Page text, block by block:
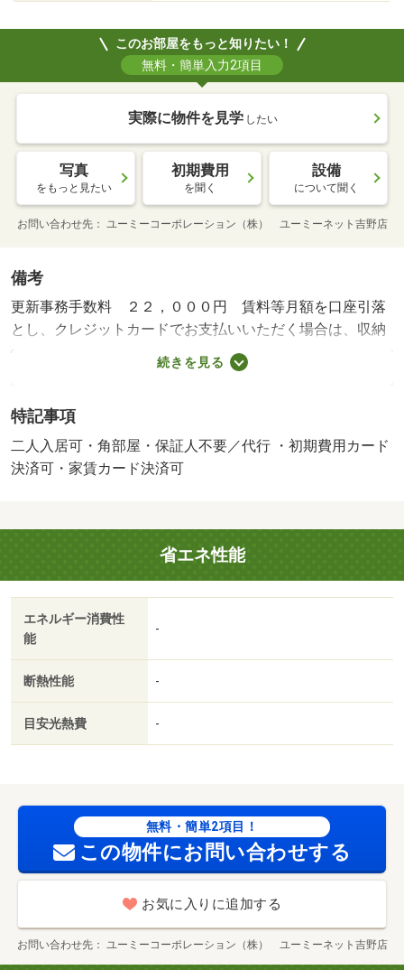
このお部屋をもっと知りたい！
無料・簡単入力2項目
実際に物件を見学 したい
写真
をもっと見たい
初期費用
を聞く
設備
について聞く
お問い合わせ先 ユーミーコーポレーション（株） ユーミーネット吉野店
備考
更新事務手数料 ２２，０００円 賃料等月額を口座引落
とし、クレジットカードでお支払いいただく場合は、収納
手数料 １７０円がかかります。「２４時間サポート費
用 ３３０円（月額）」が必要となります。契約時に鍵セ
証等：加入要（ハウスリーブ株式会社：契約時保証委託
料：２．２万／月額保証委託料：賃料総額の２．２％又は
５．５％ ※ペット可は２．５万／２．５％）・維持費
券５００円分プレゼント ！さらにご成約で３０００円
分、来店当日のお申込・ご成約なら５０００円分プレゼン
ト！詳細はユーミーネット各店舗までお問い合わせく・駐
輪場：有・仲介手数料：１．１ヶ月/クリーニング費
用 60000円
続きを見る
特記事項
二人入居可・角部屋・保証人不要／代行 ・初期費用カード
決済可・家賃カード決済可
省エネ性能
エネルギー消費性
能
-
断熱性能 -
目安光熱費 -
無料・簡単2項目！
この物件にお問い合わせする
お気に入りに追加する
お問い合わせ先 ユーミーコーポレーション（株） ユーミーネット吉野店